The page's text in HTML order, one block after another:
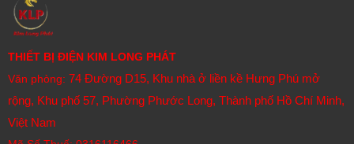
THIẾT BỊ ĐIỆN KIM LONG PHÁT
Văn phòng: 74 Đường D15, Khu nhà ở liền kề Hưng Phú mở
rộng, Khu phố 57, Phường Phước Long, Thành phố Hồ Chí Minh,
Việt Nam